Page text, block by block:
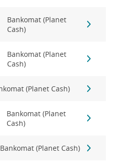
Bankomat (Planet
Cash)
Bankomat (Planet
Cash)
(Planet Cash)
Bankomat (Planet
Cash)
Bankomat (Planet Cash)